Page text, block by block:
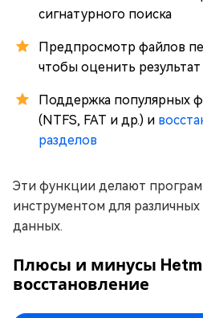
сигнатурного поиска
Предпросмотр файлов
чтобы оценить
Поддержка популярных
(NTFS, FAT и др.) и
разделов
Эти функции делают
инструментом для
данных.
Плюсы и минусы
восстановление